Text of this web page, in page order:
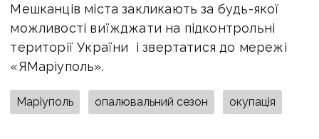
Мешканців міста закликають за будь-якої
можливості виїжджати на підконтрольні
території України і звертатися до мережі
«ЯМаріуполь».
Маріуполь опалювальний сезон окупація